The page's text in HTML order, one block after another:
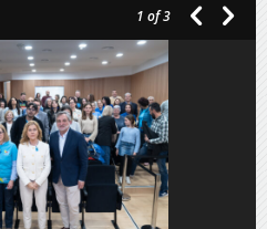
1 of 3